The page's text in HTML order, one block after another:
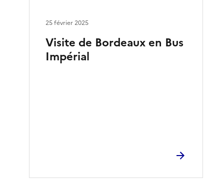
Visite de Bordeaux en Bus
Impérial
25 février 2025